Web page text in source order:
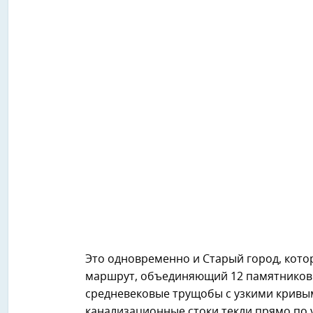
Это одновременно и Старый город,
маршрут, объединяющий 12 памятников
средневековые трущобы с узкими